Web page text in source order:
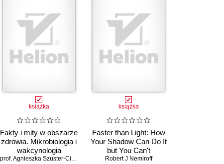
książka
Fakty i mity w obszarze
zdrowia. Mikrobiologia i
wakcynologia
prof. Agnieszka Szuster-Ciesielska; dr Tomasz Dziecištkowski
książka
Faster than Light: How
Your Shadow Can Do It
but You Can't
Robert J Nemiroff